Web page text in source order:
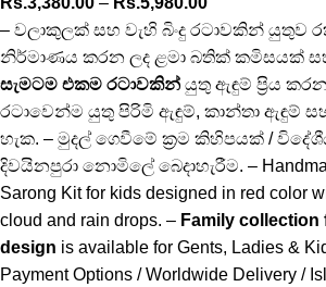
– වලාකුලක් සහ වැහි බිංදු රටාවකින්
නිර්මාණය කරන ලද ළමා බතික් කමිසයක්
සැමටම එකම රටාවකින් යුතු ඇඳුම් ප්‍රිය
රටාවෙන්ම යුතු පිරිමි ඇඳුම්, කාන්තා ඇඳුම්
හැක. – මුදල් ගෙවීමේ ක්‍රම කිහිපයක් /
දිවයිනපුරා නොමිලේ බෙදාහැරීම. –
Sarong Kit for kids designed in red color
cloud and rain drops. – Family collection
design is available for Gents, Ladies &
Payment Options / Worldwide Delivery /